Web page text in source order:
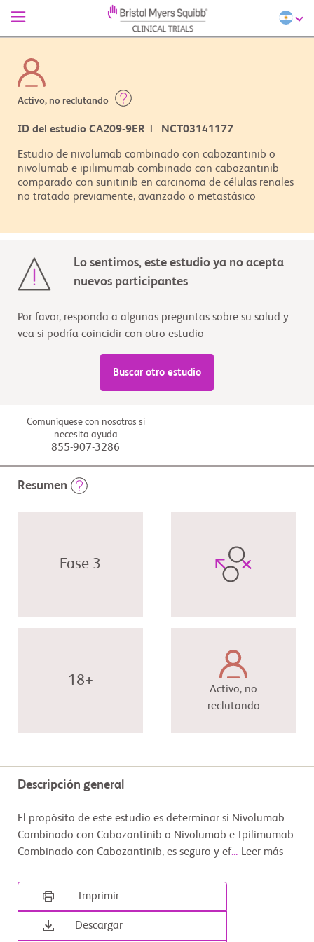
Activo, no reclutando
ID del estudio CA209-9ER | NCT03141177
Estudio de nivolumab combinado con cabozantinib o
nivolumab e ipilimumab combinado con cabozantinib
comparado con sunitinib en carcinoma de células renales
no tratado previamente, avanzado o metastásico
Lo sentimos, este estudio ya no acepta
nuevos participantes
Por favor, responda a algunas preguntas sobre su salud y
vea si podría coincidir con otro estudio
Buscar otro estudio
Comuníquese con nosotros si
necesita ayuda
855-907-3286
Resumen
Fase 3
18+
Activo, no
reclutando
Descripción general
El propósito de este estudio es determinar si Nivolumab
Combinado con Cabozantinib o Nivolumab e Ipilimumab
Combinado con Cabozantinib, es seguro y ef... Leer más
Imprimir
Descargar